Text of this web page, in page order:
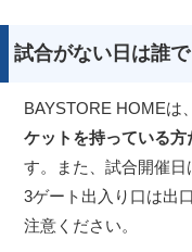
試合がない日は誰
BAYSTORE HOMEは
ケットを持っている
す。また、試合開催日
3ゲート出入り口は出
注意ください。